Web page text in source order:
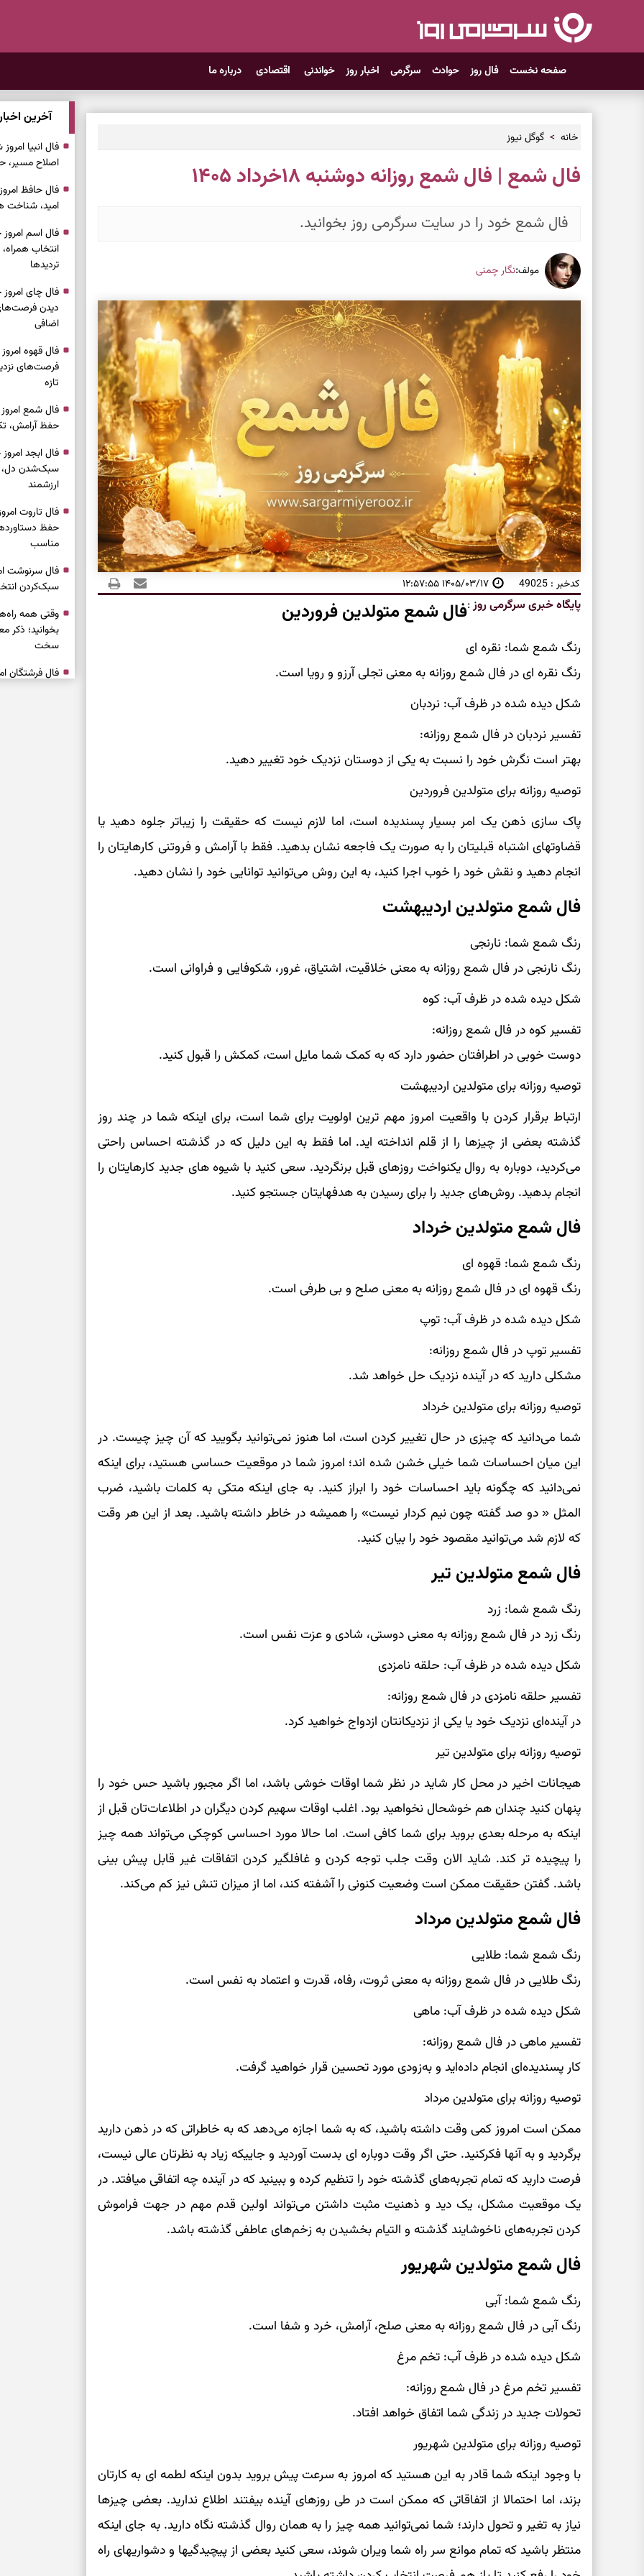
صفحه نخست فال روز حوادث سرگرمی اخبار روز خواندنی اقتصادی درباره ما
خانه گوگل نیوز
فال شمع | فال شمع روزانه دوشنبه ۱۸خرداد ۱۴۰۵
فال شمع خود را در سایت سرگرمی روز بخوانید.
مولف:نگار چمنی
کدخبر : 49025 ۱۴۰۵/۰۳/۱۷ ۱۲:۵۷:۵۵
پایگاه خبری سرگرمی روز:فال شمع متولدین فروردین
رنگ شمع شما: نقره ای
رنگ نقره ای در فال شمع روزانه به معنی تجلی آرزو و رویا است.
شکل دیده شده در ظرف آب: نردبان
تفسیر نردبان در فال شمع روزانه:
بهتر است نگرش خود را نسبت به یکی از دوستان نزدیک خود تغییر دهید.
توصیه روزانه برای متولدین فروردین
پاک سازی ذهن یک امر بسیار پسندیده است، اما لازم نیست که حقیقت را زیباتر جلوه دهید یا
قضاوتهای اشتباه قبلیتان را به صورت یک فاجعه نشان بدهید. فقط با آرامش و فروتنی کارهایتان را
انجام دهید و نقش خود را خوب اجرا کنید، به این روش می‌توانید توانایی خود را نشان دهید.
فال شمع متولدین اردیبهشت
رنگ شمع شما: نارنجی
رنگ نارنجی در فال شمع روزانه به معنی خلاقیت، اشتیاق، غرور، شکوفایی و فراوانی است.
شکل دیده شده در ظرف آب: کوه
تفسیر کوه در فال شمع روزانه:
دوست خوبی در اطرافتان حضور دارد که به کمک شما مایل است، کمکش را قبول کنید.
توصیه روزانه برای متولدین اردیبهشت
ارتباط برقرار کردن با واقعیت امروز مهم ترین اولویت برای شما است، برای اینکه شما در چند روز
گذشته بعضی از چیزها را از قلم انداخته اید. اما فقط به این دلیل که در گذشته احساس راحتی
می‌کردید، دوباره به روال یکنواخت روزهای قبل برنگردید. سعی کنید با شیوه های جدید کارهایتان را
انجام بدهید. روش‌های جدید را برای رسیدن به هدفهایتان جستجو کنید.
فال شمع متولدین خرداد
رنگ شمع شما: قهوه ای
رنگ قهوه ای در فال شمع روزانه به معنی صلح و بی طرفی است.
شکل دیده شده در ظرف آب: توپ
تفسیر توپ در فال شمع روزانه:
مشکلی دارید که در آینده نزدیک حل خواهد شد.
توصیه روزانه برای متولدین خرداد
شما می‌دانید که چیزی در حال تغییر کردن است، اما هنوز نمی‌توانید بگویید که آن چیز چیست. در
این میان احساسات شما خیلی خشن شده اند؛ امروز شما در موقعیت حساسی هستید، برای اینکه
نمی‌دانید که چگونه باید احساسات خود را ابراز کنید. به جای اینکه متکی به کلمات باشید، ضرب
المثل « دو صد گفته چون نیم کردار نیست» را همیشه در خاطر داشته باشید. بعد از این هر وقت
که لازم شد می‌توانید مقصود خود را بیان کنید.
فال شمع متولدین تیر
رنگ شمع شما: زرد
رنگ زرد در فال شمع روزانه به معنی دوستی، شادی و عزت نفس است.
شکل دیده شده در ظرف آب: حلقه نامزدی
تفسیر حلقه نامزدی در فال شمع روزانه:
در آینده‌ای نزدیک خود یا یکی از نزدیکانتان ازدواج خواهید کرد.
توصیه روزانه برای متولدین تیر
هیجانات اخیر در محل کار شاید در نظر شما اوقات خوشی باشد، اما اگر مجبور باشید حس خود را
پنهان کنید چندان هم خوشحال نخواهید بود. اغلب اوقات سهیم کردن دیگران در اطلاعات‌تان قبل از
اینکه به مرحله بعدی بروید برای شما کافی است. اما حالا مورد احساسی کوچکی می‌تواند همه چیز
را پیچیده تر کند. شاید الان وقت جلب توجه کردن و غافلگیر کردن اتفاقات غیر قابل پیش بینی
باشد. گفتن حقیقت ممکن است وضعیت کنونی را آشفته کند، اما از میزان تنش نیز کم می‌کند.
فال شمع متولدین مرداد
رنگ شمع شما: طلایی
رنگ طلایی در فال شمع روزانه به معنی ثروت، رفاه، قدرت و اعتماد به نفس است.
شکل دیده شده در ظرف آب: ماهی
تفسیر ماهی در فال شمع روزانه:
کار پسندیده‌ای انجام داده‌اید و به‌زودی مورد تحسین قرار خواهید گرفت.
توصیه روزانه برای متولدین مرداد
ممکن است امروز کمی ‌وقت داشته باشید، که به شما اجازه می‌دهد که به خاطراتی که در ذهن دارید
برگردید و به آنها فکرکنید. حتی اگر وقت دوباره ای بدست آوردید و جاییکه زیاد به نظرتان عالی نیست،
فرصت دارید که تمام تجربه‌های گذشته خود را تنظیم کرده و ببینید که در آینده چه اتفاقی میافتد. در
یک موقعیت مشکل، یک دید و ذهنیت مثبت داشتن می‌تواند اولین قدم مهم در جهت فراموش
کردن تجربه‌های ناخوشایند گذشته و التیام بخشیدن به زخم‌های عاطفی گذشته باشد.
فال شمع متولدین شهریور
رنگ شمع شما: آبی
رنگ آبی در فال شمع روزانه به معنی صلح، آرامش، خرد و شفا است.
شکل دیده شده در ظرف آب: تخم مرغ
تفسیر تخم مرغ در فال شمع روزانه:
تحولات جدید در زندگی شما اتفاق خواهد افتاد.
توصیه روزانه برای متولدین شهریور
با وجود اینکه شما قادر به این هستید که امروز به سرعت پیش بروید بدون اینکه لطمه ای به کارتان
بزند، اما احتمالا از اتفاقاتی که ممکن است در طی روزهای آینده بیفتند اطلاع ندارید. بعضی چیزها
نیاز به تغیر و تحول دارند؛ شما نمی‌توانید همه چیز را به همان روال گذشته نگاه دارید. به جای اینکه
منتظر باشید که تمام موانع سر راه شما ویران شوند، سعی کنید بعضی از پیچیدگیها و دشواریهای راه
آخرین
اصلاح مسیر،
امید، شناخت
انتخاب
تردیدها
دیدن
اضافی
فرصت‌های
تازه
حفظ آرامش،
سبک‌شدن دل،
ارزشمند
حفظ
مناسب
سبک‌کردن
وقتی همه
بخوانید؛ ذکر
سخت